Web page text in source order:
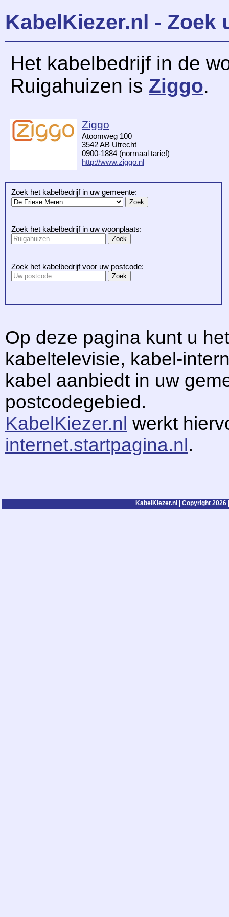
KabelKiezer.nl - Zoek
Het kabelbedrijf in de
Ruigahuizen is Ziggo.
Ziggo
Atoomweg 100
3542 AB Utrecht
0900-1884 (normaal tarief)
http://www.ziggo.nl
Zoek het kabelbedrijf in uw gemeente:
Zoek het kabelbedrijf in uw woonplaats:
Zoek het kabelbedrijf voor uw postcode:
Op deze pagina kunt u
kabeltelevisie, kabel-
kabel aanbiedt in uw
postcodegebied.
KabelKiezer.nl werkt
internet.startpagina.nl.
KabelKiezer.nl | Copyright 2026